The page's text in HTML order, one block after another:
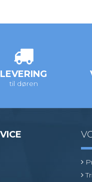
LEVERING
til døren